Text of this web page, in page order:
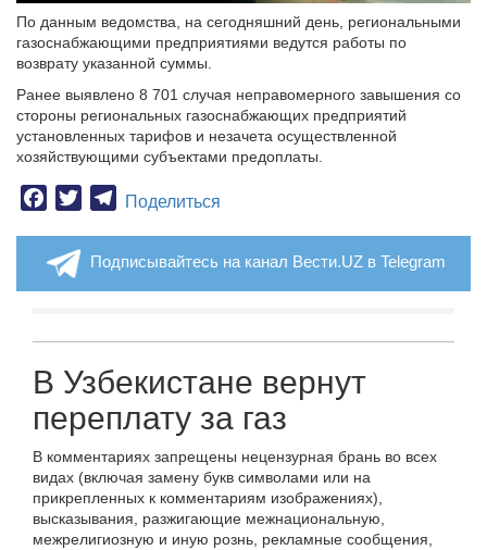
По данным ведомства, на сегодняшний день, региональными
газоснабжающими предприятиями ведутся работы по
возврату указанной суммы.
Ранее выявлено 8 701 случая неправомерного завышения со
стороны региональных газоснабжающих предприятий
установленных тарифов и незачета осуществленной
хозяйствующими субъектами предоплаты.
Facebook
TwitterTelegram
Поделиться
Подписывайтесь на канал Вести.UZ в Telegram
В Узбекистане вернут
переплату за газ
В комментариях запрещены нецензурная брань во всех
видах (включая замену букв символами или на
прикрепленных к комментариям изображениях),
высказывания, разжигающие межнациональную,
межрелигиозную и иную рознь, рекламные сообщения,